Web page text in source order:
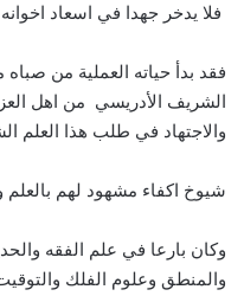
فلا يدخر جهدا في اسعاد
فقد بدأ حياته العملية من
الشريف الأدريسي من اهل العز
والاجتهاد في طلب هذا العلم
شيوخ اكفاء مشهود لهم
وكان بارعا في علم الفقه
والمنطق وعلوم الفلك